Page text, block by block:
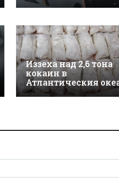
Иззеха над 2,6 тона
кокаин в
Атлантическия